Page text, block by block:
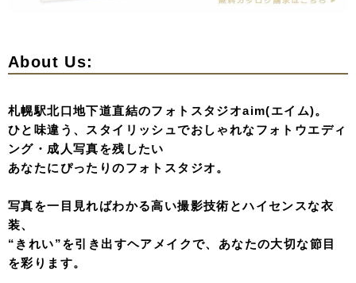
About Us:
札幌駅北口地下道直結のフォトスタジオaim(エイム)。
ひと味違う、スタイリッシュでおしゃれなフォトウエディ
ング・成人写真を残したい
あなたにぴったりのフォトスタジオ。
写真を一目見ればわかる高い撮影技術とハイセンスな衣
装、
“きれい”を引き出すヘアメイクで、あなたの大切な節目
を彩ります。